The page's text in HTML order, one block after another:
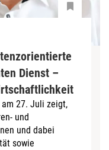
Dienst –
27. Juli zeigt,
und
und dabei
sowie